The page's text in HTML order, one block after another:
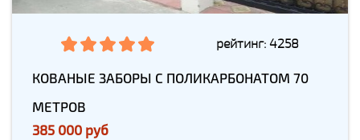
рейтинг: 4258
КОВАНЫЕ ЗАБОРЫ С ПОЛИКАРБОНАТОМ 70
МЕТРОВ
385 000 руб